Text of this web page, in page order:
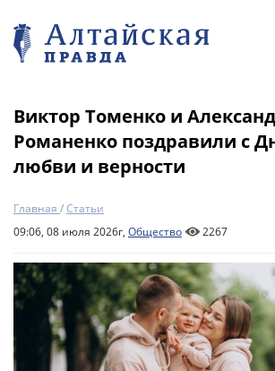
Виктор Томенко и
Романенко поздравили с
любви и верности
Главная /Статьи
09:06, 08 июля 2026г, Общество 2267